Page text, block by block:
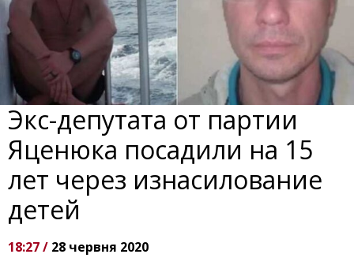
Экс-депутата от партии
Яценюка посадили на 15
лет через изнасилование
детей
18:27 / 28 червня 2020